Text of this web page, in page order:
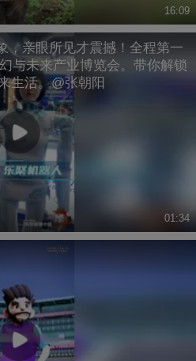
16:09
，亲眼所见才震撼！全程第一
与未来产业博览会。带你解锁
生活。@张朝阳
01:34